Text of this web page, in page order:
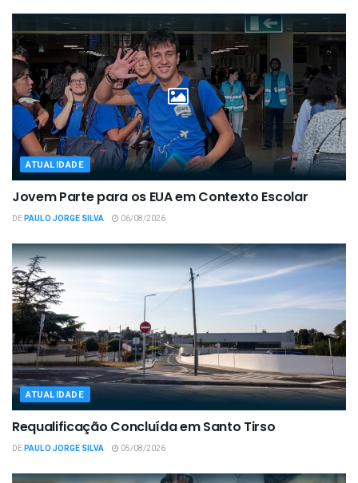
ATUALIDADE
Jovem Parte para os EUA em Contexto Escolar
DEPAULO JORGE SILVA 06/08/2026
ATUALIDADE
Requalificação Concluída em Santo Tirso
DEPAULO JORGE SILVA 05/08/2026